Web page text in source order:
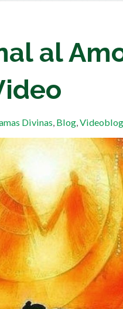
al
Divinas, Blog,Videoblog